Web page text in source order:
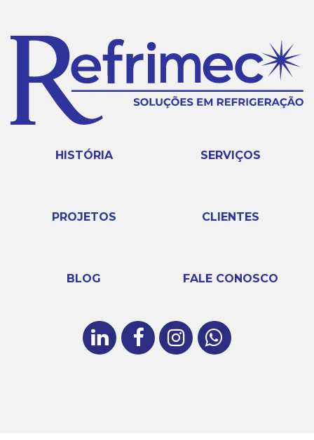
HISTÓRIA SERVIÇOS
PROJETOS CLIENTES
BLOG FALE CONOSCO